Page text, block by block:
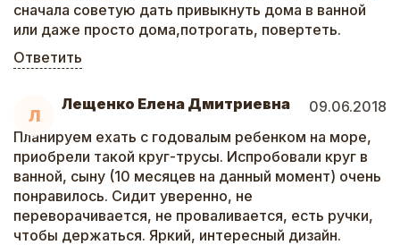
сначала советую дать привыкнуть дома в ванной
или даже просто дома,потрогать, повертеть.
Ответить
Л
Лещенко Елена Дмитриевна
09.06.2018
Планируем ехать с годовалым ребенком на море,
приобрели такой круг-трусы. Испробовали круг в
ванной, сыну (10 месяцев на данный момент) очень
понравилось. Сидит уверенно, не
переворачивается, не проваливается, есть ручки,
чтобы держаться. Яркий, интересный дизайн.